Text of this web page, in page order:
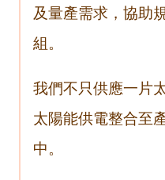
及量產需求，協助
組。
我們不只供應一片
太陽能供電整合至
中。